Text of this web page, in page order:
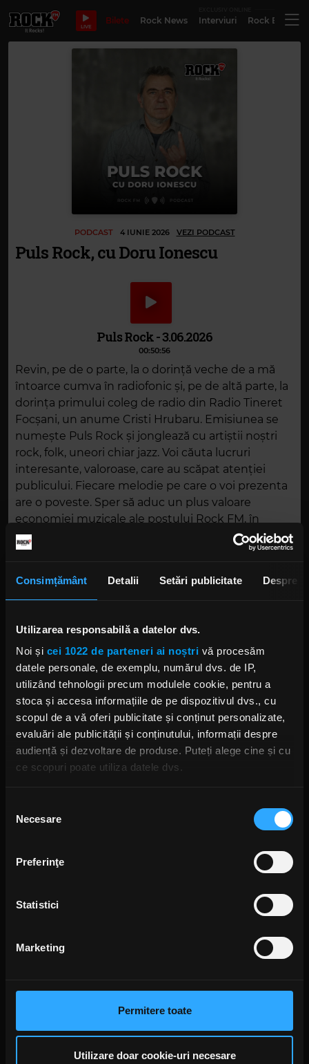
Consimțământ Detalii Setări publicitate Despre
Utilizarea responsabilă a datelor dvs.
Noi și cei 1022 de parteneri ai noștri vă procesăm
datele personale, de exemplu, numărul dvs. de IP,
utilizând tehnologii precum modulele cookie, pentru a
stoca și accesa informațiile de pe dispozitivul dvs., cu
scopul de a vă oferi publicitate și conținut personalizate,
evaluări ale publicității și conținutului, informații despre
audiență și dezvoltare de produse. Puteți alege cine și cu
ce scopuri poate utiliza datele dvs.
Să colectăm informațiile cu privire la locația dvs.
Să vă identificăm dispozitivul scanândul-l în mod
activ după caracteristici specifice (amprentare)
dvs. personale și configurați-vă preferințele la
secțiunea
anunțurile, pentru a oferi funcții de rețele sociale și pentru
a analiza traficul. De asemenea, le oferim partenerilor de
privire la modul în care folosiți site-ul nostru. Aceștia le
pot combina cu alte informații oferite de dvs. sau culese
consimțământului
Necesare
Preferinţe
Statistici
Marketing
Permitere toate
Utilizare doar cookie-uri necesare
LIVE
Bilete Rock News Interviuri Rock
PODCAST 4 IUNIE 2026 VEZI PODCAST
Puls Rock, cu Doru Ionescu
Puls Rock - 3.06.2026
00:50:56
Revin, pe de o parte, la o dorință veche de a mă
întoarce cumva în radiofonic și, pe de altă parte, la
dorința primului coleg de radio din Radio Tineret
Focșani, un anume Cristi Hrubaru. Emisiunea se
numește Puls Rock și jonglează cu artiștii noștri
rock, folk, uneori chiar jazz. Voi căuta lucruri
interesante, valoroase, care au scăpat atenției
publicului. Fiecare melodie pe care o voi prezenta
are o poveste. Sper să aduc un plus valoare
economiei muzicale ale postului Rock FM, în
această oră, în fiecare miercuri de la 19.00. Radioul
mi-a oferit și sunt sigur că îmi va oferi în
Alte podcasturi
Puls Rock - 5.06.2026
6 AUGUST 2026 – 00:49:55
Puls Rock - 29.07.2026
Puls Rock - 31.06.2026